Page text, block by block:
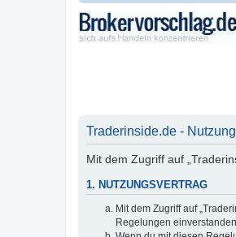
Traderinside.de -
Mit dem Zugriff auf
1. NUTZUNGSVERTRAG
Mit dem Zugriff auf
Regelungen